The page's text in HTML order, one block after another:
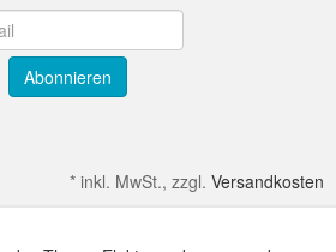
Abonnieren
* inkl. MwSt., zzgl. Versandkosten